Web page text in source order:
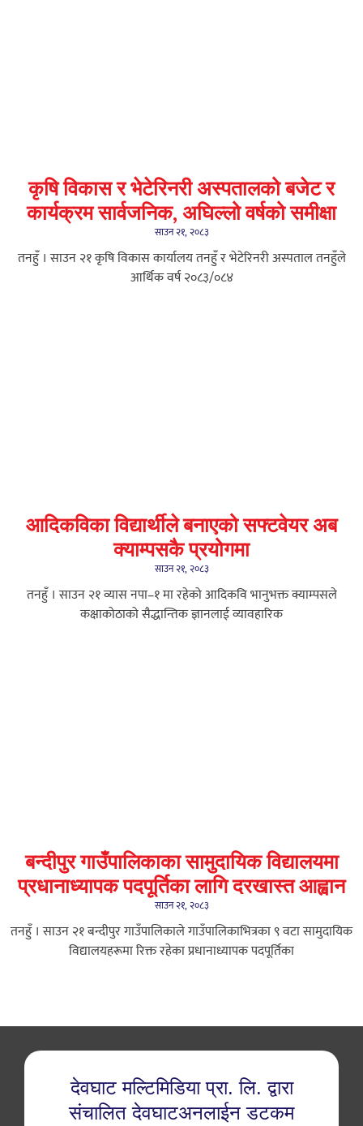
कृषि विकास र भेटेरिनरी अस्पतालको बजेट र
कार्यक्रम सार्वजनिक, अघिल्लो वर्षको समीक्षा
साउन २१, २०८३
तनहुँ । साउन २१ कृषि विकास कार्यालय तनहुँ र भेटेरिनरी अस्पताल तनहुँले
आर्थिक वर्ष २०८३/०८४
आदिकविका विद्यार्थीले बनाएको सफ्टवेयर अब
क्याम्पसकै प्रयोगमा
साउन २१, २०८३
तनहुँ । साउन २१ व्यास नपा–१ मा रहेको आदिकवि भानुभक्त क्याम्पसले
कक्षाकोठाको सैद्धान्तिक ज्ञानलाई व्यावहारिक
बन्दीपुर गाउँपालिकाका सामुदायिक विद्यालयमा
प्रधानाध्यापक पदपूर्तिका लागि दरखास्त आह्वान
साउन २१, २०८३
तनहुँ । साउन २१ बन्दीपुर गाउँपालिकाले गाउँपालिकाभित्रका ९ वटा सामुदायिक
विद्यालयहरूमा रिक्त रहेका प्रधानाध्यापक पदपूर्तिका
देवघाट मल्टिमिडिया प्रा. लि. द्वारा
संचालित देवघाटअनलाईन डटकम